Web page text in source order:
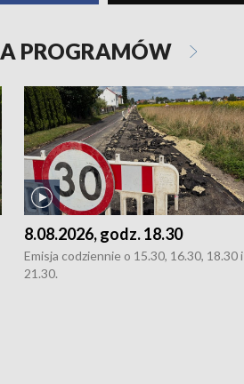
PROGRAMÓW
8.08.2026, godz. 18.30
Emisja codziennie o 15.30, 16.30, 18.30 i
21.30.